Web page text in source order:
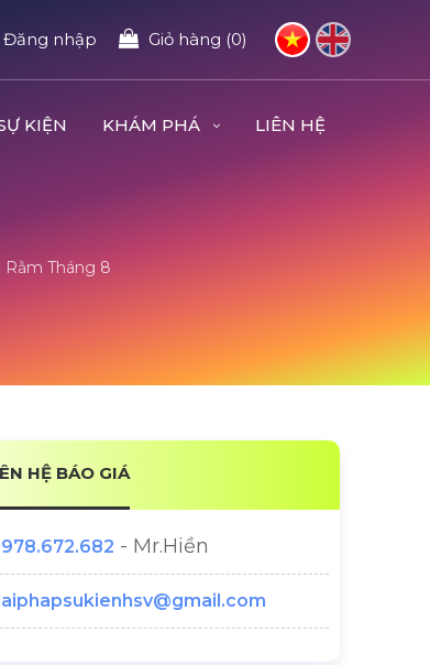
Đăng nhập Giỏ hàng (0)
KIỆN KHÁM PHÁ LIÊN HỆ
Tháng 8
HỆ BÁO GIÁ
- Mr.Hiền